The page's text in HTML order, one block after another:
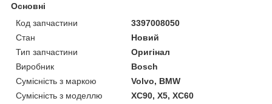
Основні
Код запчастини
3397008050
Стан
Новий
Тип запчастини
Оригінал
Виробник
Bosch
Сумісність з маркою
Volvo, BMW
Сумісність з моделлю
XC90, X5, XC60